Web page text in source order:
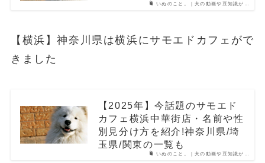
いぬのこと。｜犬の動画や豆知識が…
【横浜】神奈川県は横浜にサモエドカフェがで
きました
いぬのこと。｜犬の動画や豆知識が…
【2025年】今話題のサモエド
カフェ横浜中華街店・名前や性
別見分け方を紹介!神奈川県/埼
玉県/関東の一覧も